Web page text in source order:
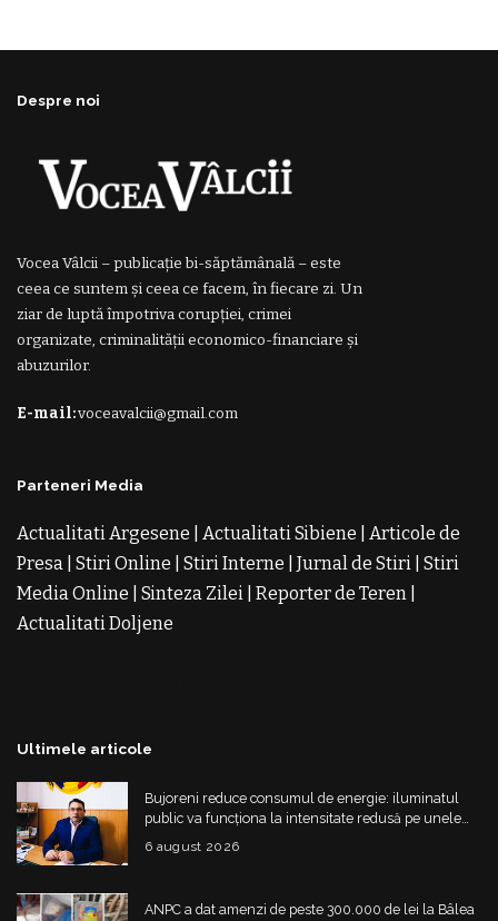
Despre noi
Vocea Vâlcii – publicație bi-săptămânală – este
ceea ce suntem și ceea ce facem, în fiecare zi. Un
ziar de luptă împotriva corupției, crimei
organizate, criminalității economico-financiare și
abuzurilor.
E-mail:voceavalcii@gmail.com
Parteneri Media
Actualitati Argesene Actualitati Sibiene
Articole de
Presa Stiri Online Stiri Interne Jurnal de Stiri Stiri
Media Online
Sinteza Zilei Reporter de Teren
Actualitati Doljene
Ultimele articole
Bujoreni reduce consumul de energie: iluminatul
public va funcționa la intensitate redusă pe unele
străzi
6 august 2026
ANPC a dat amenzi de peste 300.000 de lei la Bâlea